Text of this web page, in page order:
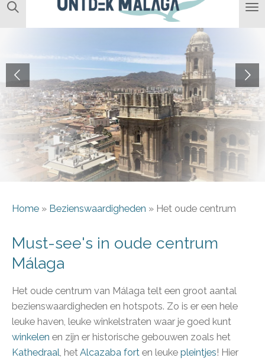
Home » Bezienswaardigheden » Het oude centrum
Must-see's in oude centrum
Málaga
Het oude centrum van Málaga telt een groot aantal
bezienswaardigheden en hotspots. Zo is er een hele
leuke haven, leuke winkelstraten waar je goed kunt
winkelen en zijn er historische gebouwen zoals het
Kathedraal , het Alcazaba fort en leuke pleintjes! Hier